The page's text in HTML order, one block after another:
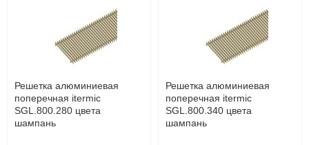
Доставка сантехники по Москве и Московской области
Наличный расчёт
Банковской картой на сайте в режиме реального
времени
Банковской картой при получении товара как при
Интернет-деньгами (Yandex-деньги, Web-money,
Qiwi-кошельки и другие).
Безналичный расчёт (возможно и с НДС)
подробнее...
Решетка алюминиевая
поперечная itermic
SGL.800.280 цвета
шампань
Решетка алюминиевая
поперечная itermic
SGL.800.340 цвета
шампань